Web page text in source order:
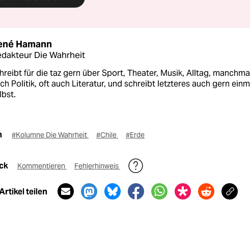
Hamann
Die Wahrheit
für die taz gern über Sport, Theater, Musik, Alltag,
Politik, oft auch Literatur, und schreibt letzteres auch gern
#Kolumne Die Wahrheit #Chile #Erde
Kommentieren Fehlerhinweis
teilen